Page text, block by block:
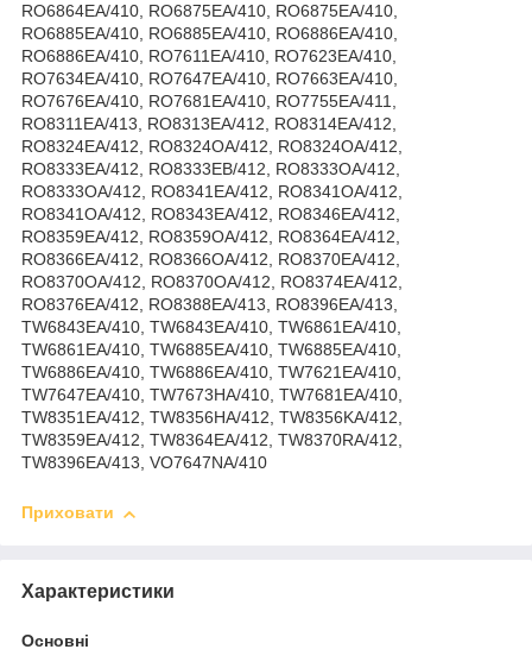
RO6864EA/410, RO6875EA/410, RO6875EA/410,
RO6885EA/410, RO6885EA/410, RO6886EA/410,
RO6886EA/410, RO7611EA/410, RO7623EA/410,
RO7634EA/410, RO7647EA/410, RO7663EA/410,
RO7676EA/410, RO7681EA/410, RO7755EA/411,
RO8311EA/413, RO8313EA/412, RO8314EA/412,
RO8324EA/412, RO8324OA/412, RO8324OA/412,
RO8333EA/412, RO8333EB/412, RO8333OA/412,
RO8333OA/412, RO8341EA/412, RO8341OA/412,
RO8341OA/412, RO8343EA/412, RO8346EA/412,
RO8359EA/412, RO8359OA/412, RO8364EA/412,
RO8366EA/412, RO8366OA/412, RO8370EA/412,
RO8370OA/412, RO8370OA/412, RO8374EA/412,
RO8376EA/412, RO8388EA/413, RO8396EA/413,
TW6843EA/410, TW6843EA/410, TW6861EA/410,
TW6861EA/410, TW6885EA/410, TW6885EA/410,
TW6886EA/410, TW6886EA/410, TW7621EA/410,
TW7647EA/410, TW7673HA/410, TW7681EA/410,
TW8351EA/412, TW8356HA/412, TW8356KA/412,
TW8359EA/412, TW8364EA/412, TW8370RA/412,
TW8396EA/413, VO7647NA/410
Приховати
Характеристики
Основні